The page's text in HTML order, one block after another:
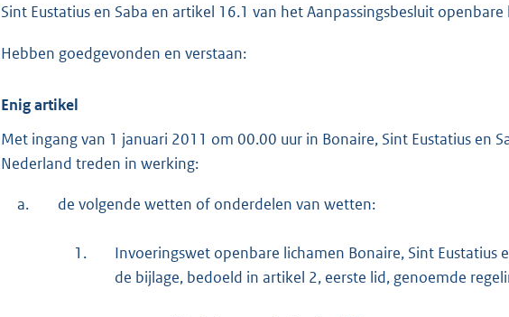
Sint Eustatius en Saba en artikel 16.1 van het Aanpassingsbesluit
Hebben goedgevonden en verstaan:
Enig artikel
Met ingang van 1 januari 2011 om 00.00 uur in Bonaire, Sint Eustatius en
Nederland treden in werking:
a. de volgende wetten of onderdelen van wetten:
1.
Invoeringswet openbare lichamen Bonaire, Sint Eustatius
de bijlage, bedoeld in artikel 2, eerste lid, genoemde